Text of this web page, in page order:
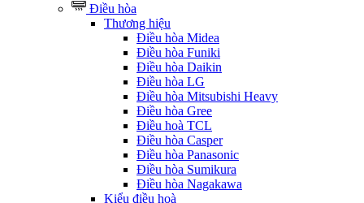
Điều hòa
Thương hiệu
Điều hòa Midea
Điều hòa Funiki
Điều hòa Daikin
Điều hòa LG
Điều hòa Mitsubishi Heavy
Điều hòa Gree
Điều hoà TCL
Điều hòa Casper
Điều hòa Panasonic
Điều hòa Sumikura
Điều hòa Nagakawa
Kiểu điều hoà